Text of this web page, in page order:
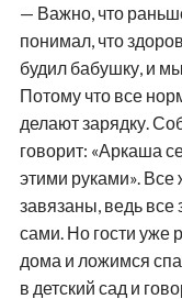
— Важно, что
понимал, что
будил бабушку, и
Потому что все
делают зарядку.
говорит: «Аркаша
этими руками». Все
завязаны, ведь все
сами. Но гости уже
дома и ложимся
в детский сад и